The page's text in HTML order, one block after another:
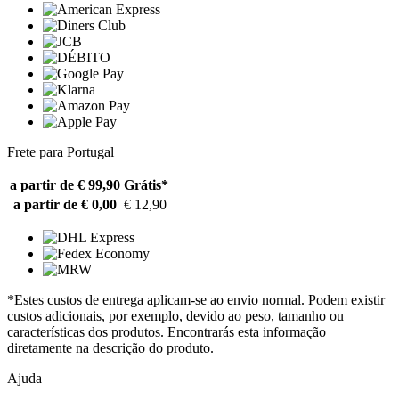
Frete para Portugal
a partir de € 99,90 Grátis*
a partir de € 0,00 € 12,90
*Estes custos de entrega aplicam-se ao envio normal. Podem existir
custos adicionais, por exemplo, devido ao peso, tamanho ou
características dos produtos. Encontrarás esta informação
diretamente na descrição do produto.
Ajuda